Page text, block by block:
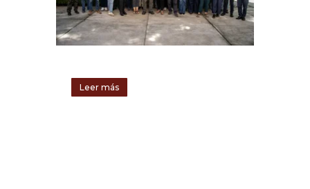
Leer más